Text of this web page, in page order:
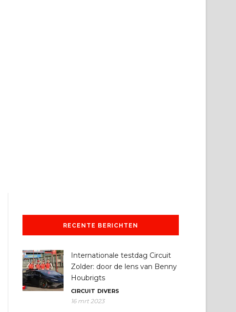
RECENTE BERICHTEN
Internationale testdag Circuit
Zolder: door de lens van Benny
Houbrigts
CIRCUIT DIVERS
16 mrt 2023